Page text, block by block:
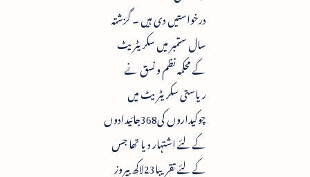
درخواستیں دی ہیں ۔ گزشتہ
سال ستمبر میں سکریٹریٹ
کے محکمہ نظم و نسق نے
ریاستی سکریٹریٹ میں
چوکیداروں کی368جائیدادوں
کے لئے اشتہار دیا تھا جس
کے لئے تقریبا23لاکھ بیروز